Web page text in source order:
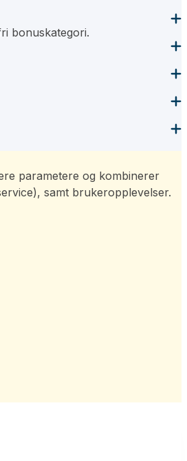
bonuskategori.
parametere og kombinerer
samt brukeropplevelser.